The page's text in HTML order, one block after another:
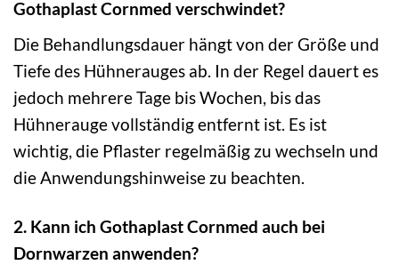
Gothaplast Cornmed verschwindet?
Die Behandlungsdauer hängt von der Größe und
Tiefe des Hühnerauges ab. In der Regel dauert es
jedoch mehrere Tage bis Wochen, bis das
Hühnerauge vollständig entfernt ist. Es ist
wichtig, die Pflaster regelmäßig zu wechseln und
die Anwendungshinweise zu beachten.
2. Kann ich Gothaplast Cornmed auch bei
Dornwarzen anwenden?